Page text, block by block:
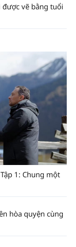
vẽ bằng tuổi
1: Chung một
hòa quyện cùng